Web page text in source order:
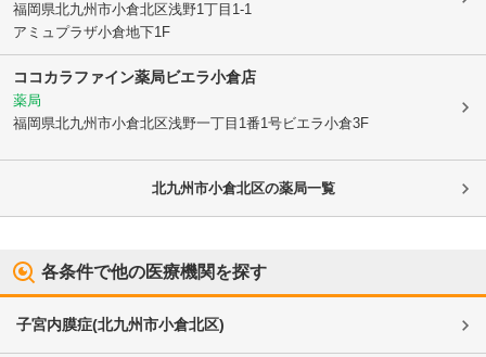
福岡県北九州市小倉北区浅野1丁目1-1
アミュプラザ小倉地下1F
ココカラファイン薬局ビエラ小倉店
薬局
福岡県北九州市小倉北区浅野一丁目1番1号ビエラ小倉3F
北九州市小倉北区の薬局一覧
各条件で他の医療機関を探す
子宮内膜症(北九州市小倉北区)